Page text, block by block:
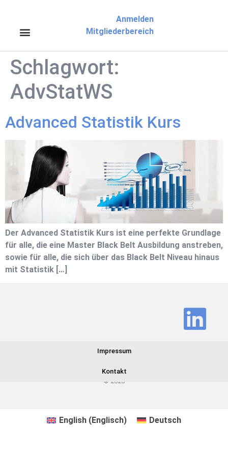
Anmelden
Mitgliederbereich
Schlagwort:
AdvStatWS
Advanced Statistik Kurs
Der Advanced Statistik Kurs ist eine perfekte Grundlage
für alle, die eine Master Black Belt Ausbildung anstreben,
sowie für alle, die sich über das Black Belt Niveau hinaus
mit Statistik […]
Impressum
Kontakt
© 2025
English (Englisch) Deutsch